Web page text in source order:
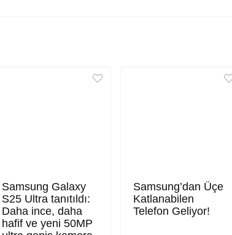
Samsung Galaxy
S25 Ultra tanıtıldı:
Daha ince, daha
hafif ve yeni 50MP
Samsung’dan Üçe
Katlanabilen
Telefon Geliyor!